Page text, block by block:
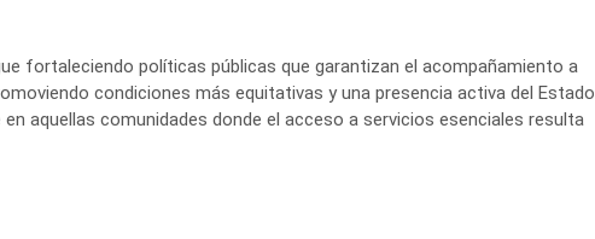
fortaleciendo políticas públicas que garantizan el acompañamiento a
condiciones más equitativas y una presencia activa del Estado
aquellas comunidades donde el acceso a servicios esenciales resulta